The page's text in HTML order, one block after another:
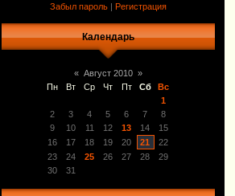
Забыл пароль | Регистрация
Календарь
« Август 2010 »
Пн
Вт Ср Чт Пт Сб
Вс
1
2
3 4 5 6 7
8
9
10 11 12 13 14
15
16
17 18 19 20 21
22
23
24 25 26 27 28
29
30
31